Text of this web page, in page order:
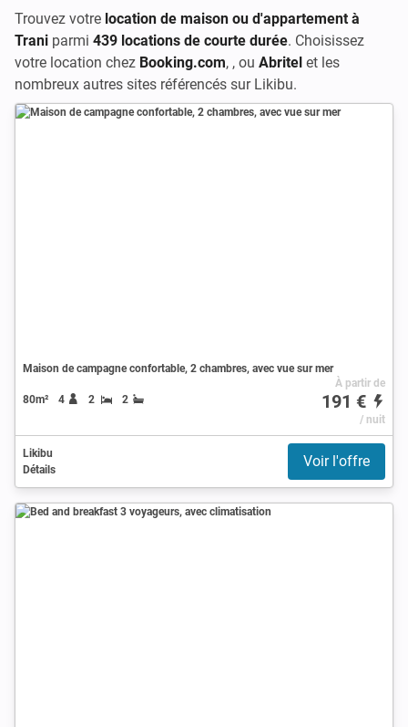
Trouvez votre location de maison ou d'appartement à
Trani parmi 439 locations de courte durée. Choisissez
votre location chez Booking.com, , ou Abritel et les
nombreux autres sites référencés sur Likibu.
Maison de campagne confortable, 2 chambres, avec vue sur mer
80m² 4 2 2
À partir de
191 €
/ nuit
Likibu
Détails
Voir l'offre